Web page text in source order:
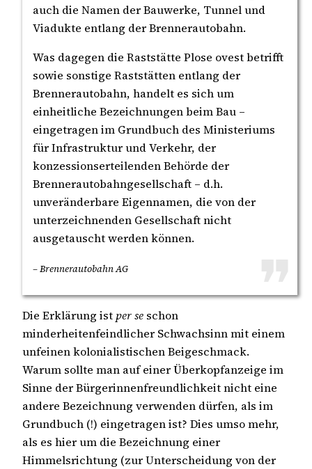
auch die Namen der Bauwerke, Tunnel und
Viadukte entlang der Brennerautobahn.
Was dagegen die Raststätte Plose ovest betrifft
sowie sonstige Raststätten entlang der
Brennerautobahn, handelt es sich um
einheitliche Bezeichnungen beim Bau –
eingetragen im Grundbuch des Ministeriums
für Infrastruktur und Verkehr, der
konzessionserteilenden Behörde der
Brennerautobahngesellschaft – d.h.
unveränderbare Eigennamen, die von der
unterzeichnenden Gesellschaft nicht
ausgetauscht werden können.
– Brennerautobahn AG
Die Erklärung ist per se schon
minderheitenfeindlicher Schwachsinn mit einem
unfeinen kolonialistischen Beigeschmack.
Warum sollte man auf einer Überkopfanzeige im
Sinne der Bürgerinnenfreundlichkeit nicht eine
andere Bezeichnung verwenden dürfen, als im
Grundbuch (!) eingetragen ist? Dies umso mehr,
als es hier um die Bezeichnung einer
Himmelsrichtung (zur Unterscheidung von der